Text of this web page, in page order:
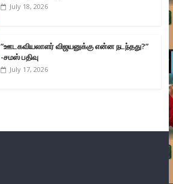
July 18, 2026
”ஊடகவியலாளர் விஜயனுக்கு என்ன நடந்தது?”
-சமஸ் பதிவு
July 17, 2026